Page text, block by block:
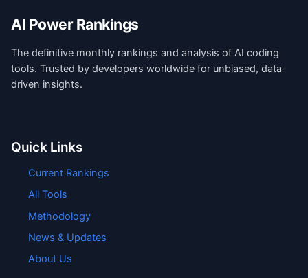
AI Power Rankings
The definitive monthly rankings and analysis of AI coding
tools. Trusted by developers worldwide for unbiased, data-
driven insights.
Quick Links
Current Rankings
All Tools
Methodology
News & Updates
About Us